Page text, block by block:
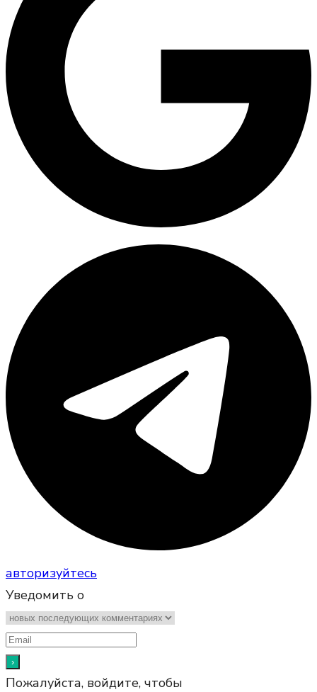
авторизуйтесь
Уведомить о
Пожалуйста, войдите, чтобы